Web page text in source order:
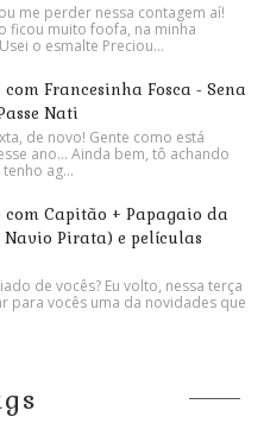
me perder nessa contagem aí!
ficou muito foofa, na minha
o esmalte Preciou...
Francesinha Fosca - Sena
Nati
de novo! Gente como está
ano... Ainda bem, tô achando
ag...
Capitão + Papagaio da
Navio Pirata) e películas
de vocês? Eu volto, nessa terça
para vocês uma da novidades que